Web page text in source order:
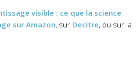
visible : ce que la science
sur Amazon, sur Decitre, ou sur la